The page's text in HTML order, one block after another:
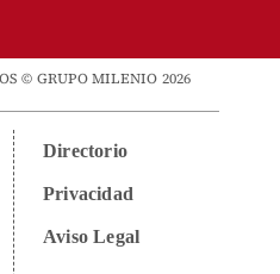
© GRUPO MILENIO 2026
Directorio
Privacidad
Aviso Legal